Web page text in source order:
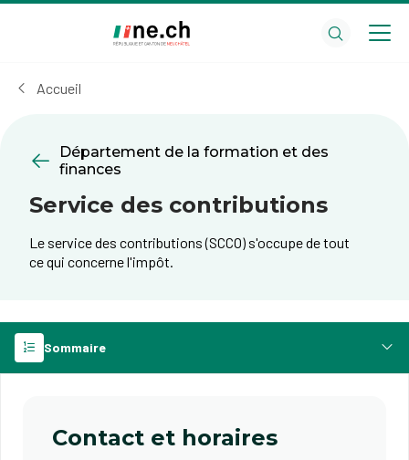
cookies
Accueil
Département de la formation et des
finances
Service des contributions
Le service des contributions (SCCO) s'occupe de tout
ce qui concerne l'impôt.
Sommaire
Contact et horaires